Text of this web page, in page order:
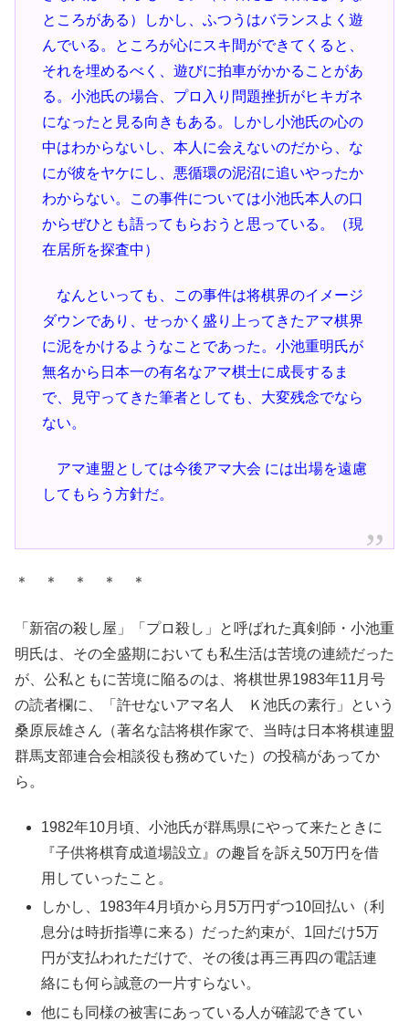
ところがある）しかし、ふつうはバランスよく遊
んでいる。ところが心にスキ間ができてくると、
それを埋めるべく、遊びに拍車がかかることがあ
る。小池氏の場合、プロ入り問題挫折がヒキガネ
になったと見る向きもある。しかし小池氏の心の
中はわからないし、本人に会えないのだから、な
にが彼をヤケにし、悪循環の泥沼に追いやったか
わからない。この事件については小池氏本人の口
からぜひとも語ってもらおうと思っている。（現
在居所を探査中）
なんといっても、この事件は将棋界のイメージ
ダウンであり、せっかく盛り上ってきたアマ棋界
に泥をかけるようなことであった。小池重明氏が
無名から日本一の有名なアマ棋士に成長するま
で、見守ってきた筆者としても、大変残念でなら
ない。
アマ連盟としては今後アマ大会 には出場を遠慮
してもらう方針だ。
＊ ＊ ＊ ＊ ＊
「新宿の殺し屋」「プロ殺し」と呼ばれた真剣師・小池重
明氏は、その全盛期においても私生活は苦境の連続だった
が、公私ともに苦境に陥るのは、将棋世界1983年11月号
の読者欄に、「許せないアマ名人 Ｋ池氏の素行」という
桑原辰雄さん（著名な詰将棋作家で、当時は日本将棋連盟
群馬支部連合会相談役も務めていた）の投稿があってか
ら。
1982年10月頃、小池氏が群馬県にやって来たときに
『子供将棋育成道場設立』の趣旨を訴え50万円を借
用していったこと。
しかし、1983年4月頃から月5万円ずつ10回払い（利
息分は時折指導に来る）だった約束が、1回だけ5万
円が支払われただけで、その後は再三再四の電話連
絡にも何ら誠意の一片すらない。
他にも同様の被害にあっている人が確認できてい